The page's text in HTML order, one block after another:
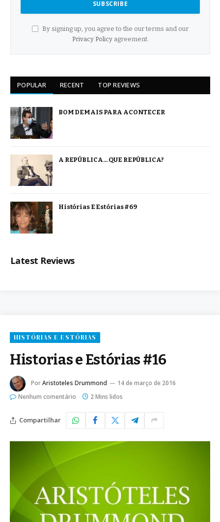
By signing up, you agree to the our terms and our
Privacy Policyagreement.
POPULAR RECENT TOP REVIEWS
BOM DEMAIS PARA ACONTECER
A REPÚBLICA… QUE REPÚBLICA?
Histórias E Estórias #69
Latest Reviews
HISTÓRIAS E ESTÓRIAS
Historias e Estórias #16
PorAristoteles Drummond
14 de março de 2016
Nenhum comentário
2 Mins lidos
Compartilhar